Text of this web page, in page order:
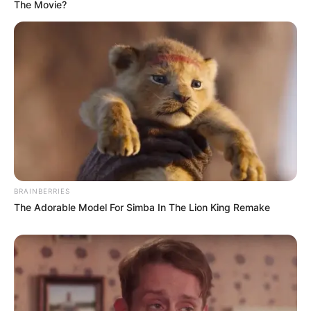
अब तो यारों ने कह दिया
तुम्हारी CV को भी खेद है।
. नौकरी के लिए इतने इंटरव्यू दिए,
कि अब तो सपने में भी इंटरव्यू आते हैं
. कहीं सपनों में भी न कह दें “हम कॉल करेंगे।”
. नौकरी के लिए भटकते हैं,
हर दिन नई उम्मीद लेकर जाते हैं।
पर जब निराशा हाथ लगती है
तो शायरी लिखकर दिल बहलाते हैं।
रोज नई तैयारी करते हैं
आपकी सैलरी एक्सपेक्टेशन क्या है
तो जवाब देते हैं, जो आप देंगे, वही मंजूर है।
. नौकरी के लिए भटकते हैं,
हर दिन नई उम्मीद लेकर जाते हैं।
The Movie?
BRAINBERRIES
The Adorable Model For Simba In The Lion King Remake